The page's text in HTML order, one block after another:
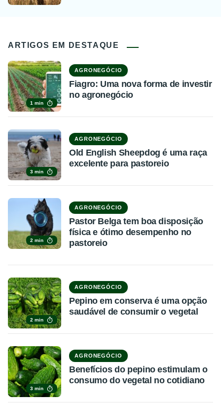
ARTIGOS EM DESTAQUE
1 min
AGRONEGÓCIO
Fiagro: Uma nova forma de investir
no agronegócio
3 min
AGRONEGÓCIO
Old English Sheepdog é uma raça
excelente para pastoreio
2 min
AGRONEGÓCIO
Pastor Belga tem boa disposição
física e ótimo desempenho no
pastoreio
2 min
AGRONEGÓCIO
Pepino em conserva é uma opção
saudável de consumir o vegetal
3 min
AGRONEGÓCIO
Benefícios do pepino estimulam o
consumo do vegetal no cotidiano